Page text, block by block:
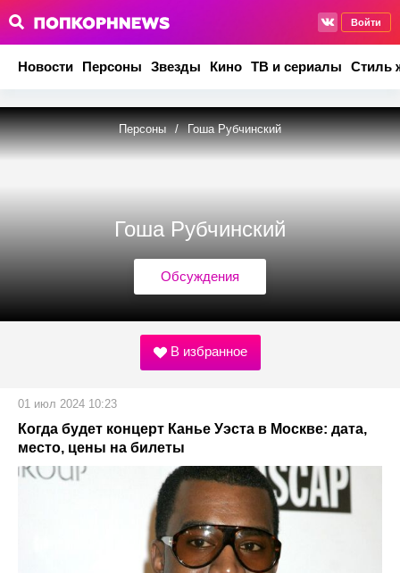
Войти
Новости Персоны Звезды Кино ТВ и сериалы Стиль
Персоны / Гоша Рубчинский
Гоша Рубчинский
Обсуждения
В избранное
01 июл 2024 10:23
Когда будет концерт Канье Уэста в Москве: дата,
место, цены на билеты